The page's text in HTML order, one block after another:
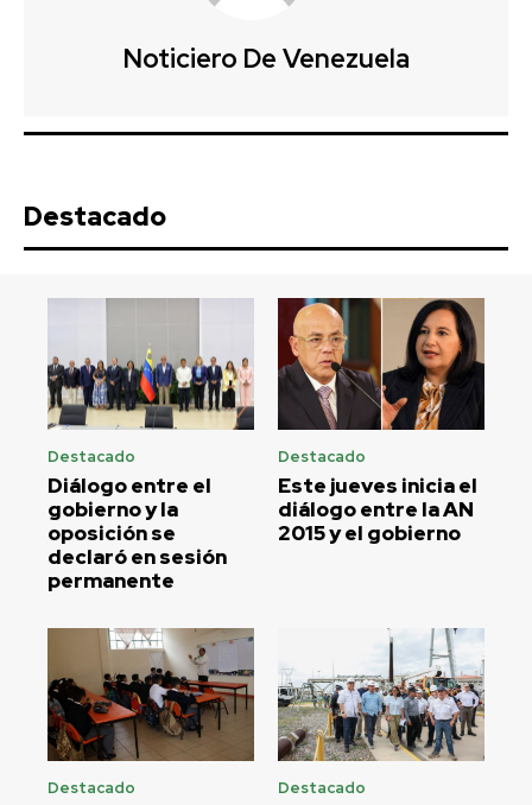
Noticiero De Venezuela
Destacado
Destacado
Diálogo entre el
gobierno y la
oposición se
declaró en sesión
permanente
Destacado
Este jueves inicia el
diálogo entre la AN
2015 y el gobierno
Destacado Destacado